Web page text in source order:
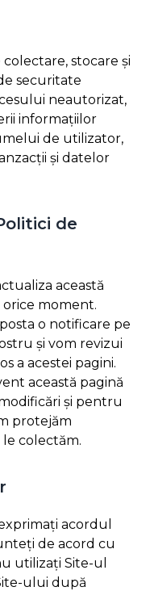
stocare și
securitate
neautorizat,
informațiilor
de utilizator,
și datelor
de
această
moment.
o notificare pe
și vom revizui
a acestei pagini.
această pagină
și pentru
protejăm
colectăm.
acordul
de acord cu
utilizați Site-ul
ului după